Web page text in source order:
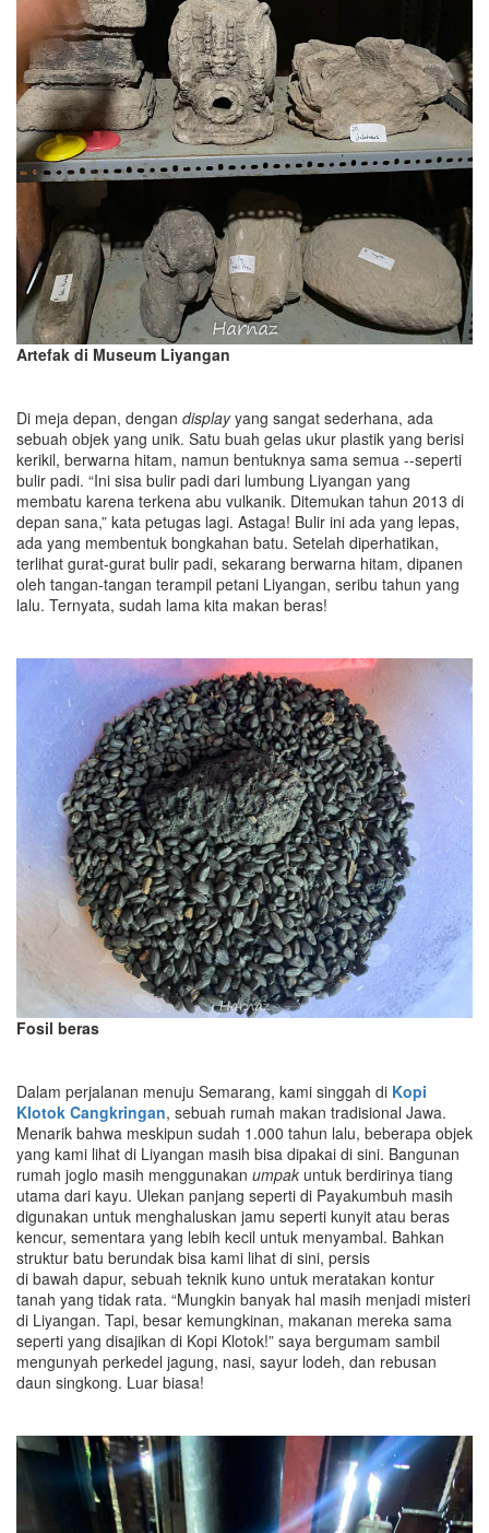
Artefak di Museum Liyangan
Di meja depan, dengan displayyang sangat sederhana, ada
sebuah objek yang unik. Satu buah gelas ukur plastik yang berisi
kerikil, berwarna hitam, namun bentuknya sama semua --seperti
bulir padi. “Ini sisa bulir padi dari lumbung Liyangan yang
membatu karena terkena abu vulkanik. Ditemukan tahun 2013 di
depan sana,” kata petugas lagi. Astaga! Bulir ini ada yang lepas,
ada yang membentuk bongkahan batu. Setelah diperhatikan,
terlihat gurat-gurat bulir padi, sekarang berwarna hitam, dipanen
oleh tangan-tangan terampil petani Liyangan, seribu tahun yang
lalu. Ternyata, sudah lama kita makan beras!
Fosil beras
Dalam perjalanan menuju Semarang, kami singgah di Kopi
Klotok Cangkringan, sebuah rumah makan tradisional Jawa.
Menarik bahwa meskipun sudah 1.000 tahun lalu, beberapa objek
yang kami lihat di Liyangan masih bisa dipakai di sini. Bangunan
rumah joglo masih menggunakan umpak untuk berdirinya tiang
utama dari kayu. Ulekan panjang seperti di Payakumbuh masih
digunakan untuk menghaluskan jamu seperti kunyit atau beras
kencur, sementara yang lebih kecil untuk menyambal. Bahkan
struktur batu berundak bisa kami lihat di sini, persis
di bawah dapur, sebuah teknik kuno untuk meratakan kontur
tanah yang tidak rata. “Mungkin banyak hal masih menjadi misteri
di Liyangan. Tapi, besar kemungkinan, makanan mereka sama
seperti yang disajikan di Kopi Klotok!” saya bergumam sambil
mengunyah perkedel jagung, nasi, sayur lodeh, dan rebusan
daun singkong. Luar biasa!